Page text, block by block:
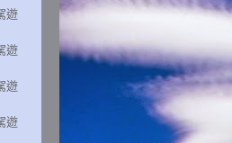
遊
遊
遊
遊